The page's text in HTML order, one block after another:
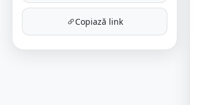
Copiază link